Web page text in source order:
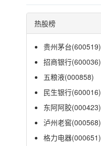
热股榜
贵州茅台(600519)
招商银行(600036)
五粮液(000858)
民生银行(600016)
东阿阿胶(000423)
泸州老窖(000568)
格力电器(000651)